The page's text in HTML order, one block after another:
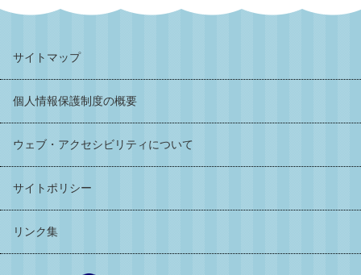
サイトマップ
個人情報保護制度の概要
ウェブ・アクセシビリティについて
サイトポリシー
リンク集